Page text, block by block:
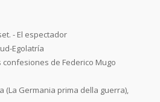
- El espectador
Egolatría
confesiones de Federico Mugo
(La Germania prima della guerra),